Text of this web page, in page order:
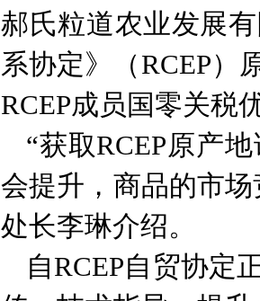
郝氏粒道农业发展
系协定》（RCEP）
RCEP成员国零关税
“获取RCEP原产
会提升，商品的市
处长李琳介绍。
自RCEP自贸协定